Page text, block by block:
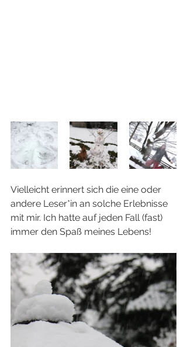
Vielleicht erinnert sich die eine oder
andere Leser*in an solche Erlebnisse
mit mir. Ich hatte auf jeden Fall (fast)
immer den Spaß meines Lebens!